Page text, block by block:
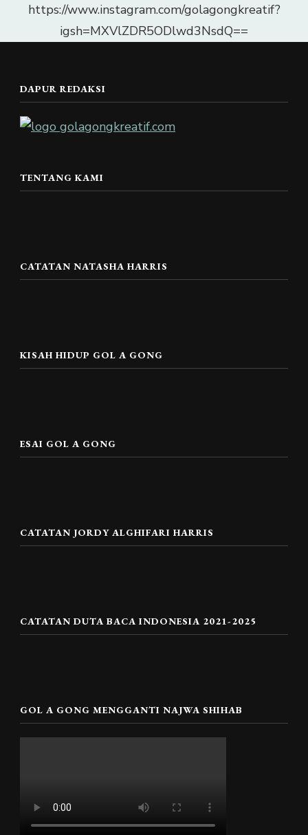
https://www.instagram.com/golagongkreatif?
igsh=MXVlZDR5ODlwd3NsdQ==
DAPUR REDAKSI
TENTANG KAMI
CATATAN NATASHA HARRIS
KISAH HIDUP GOL A GONG
ESAI GOL A GONG
CATATAN JORDY ALGHIFARI HARRIS
CATATAN DUTA BACA INDONESIA 2021-2025
GOL A GONG MENGGANTI NAJWA SHIHAB